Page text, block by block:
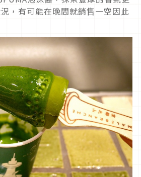
，有可能在晚間就銷售一空因此